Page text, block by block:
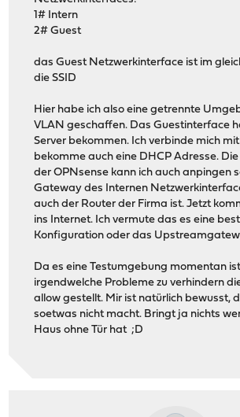
1# Intern
2# Guest
das Guest Netzwerkinterface ist im
die SSID
Hier habe ich also eine getrennte
VLAN geschaffen. Das Guestinterface
Server bekommen. Ich verbinde mich
bekomme auch eine DHCP Adresse.
der OPNsense kann ich auch anpingen
Gateway des Internen
auch der Router der Firma ist. Jetzt
ins Internet. Ich vermute das es eine
Konfiguration oder das
Da es eine Testumgebung momentan
irgendwelche Probleme zu verhindern
allow gestellt. Mir ist natürlich bewusst,
soetwas nicht macht. Bringt ja nichts
Haus ohne Tür hat ;D